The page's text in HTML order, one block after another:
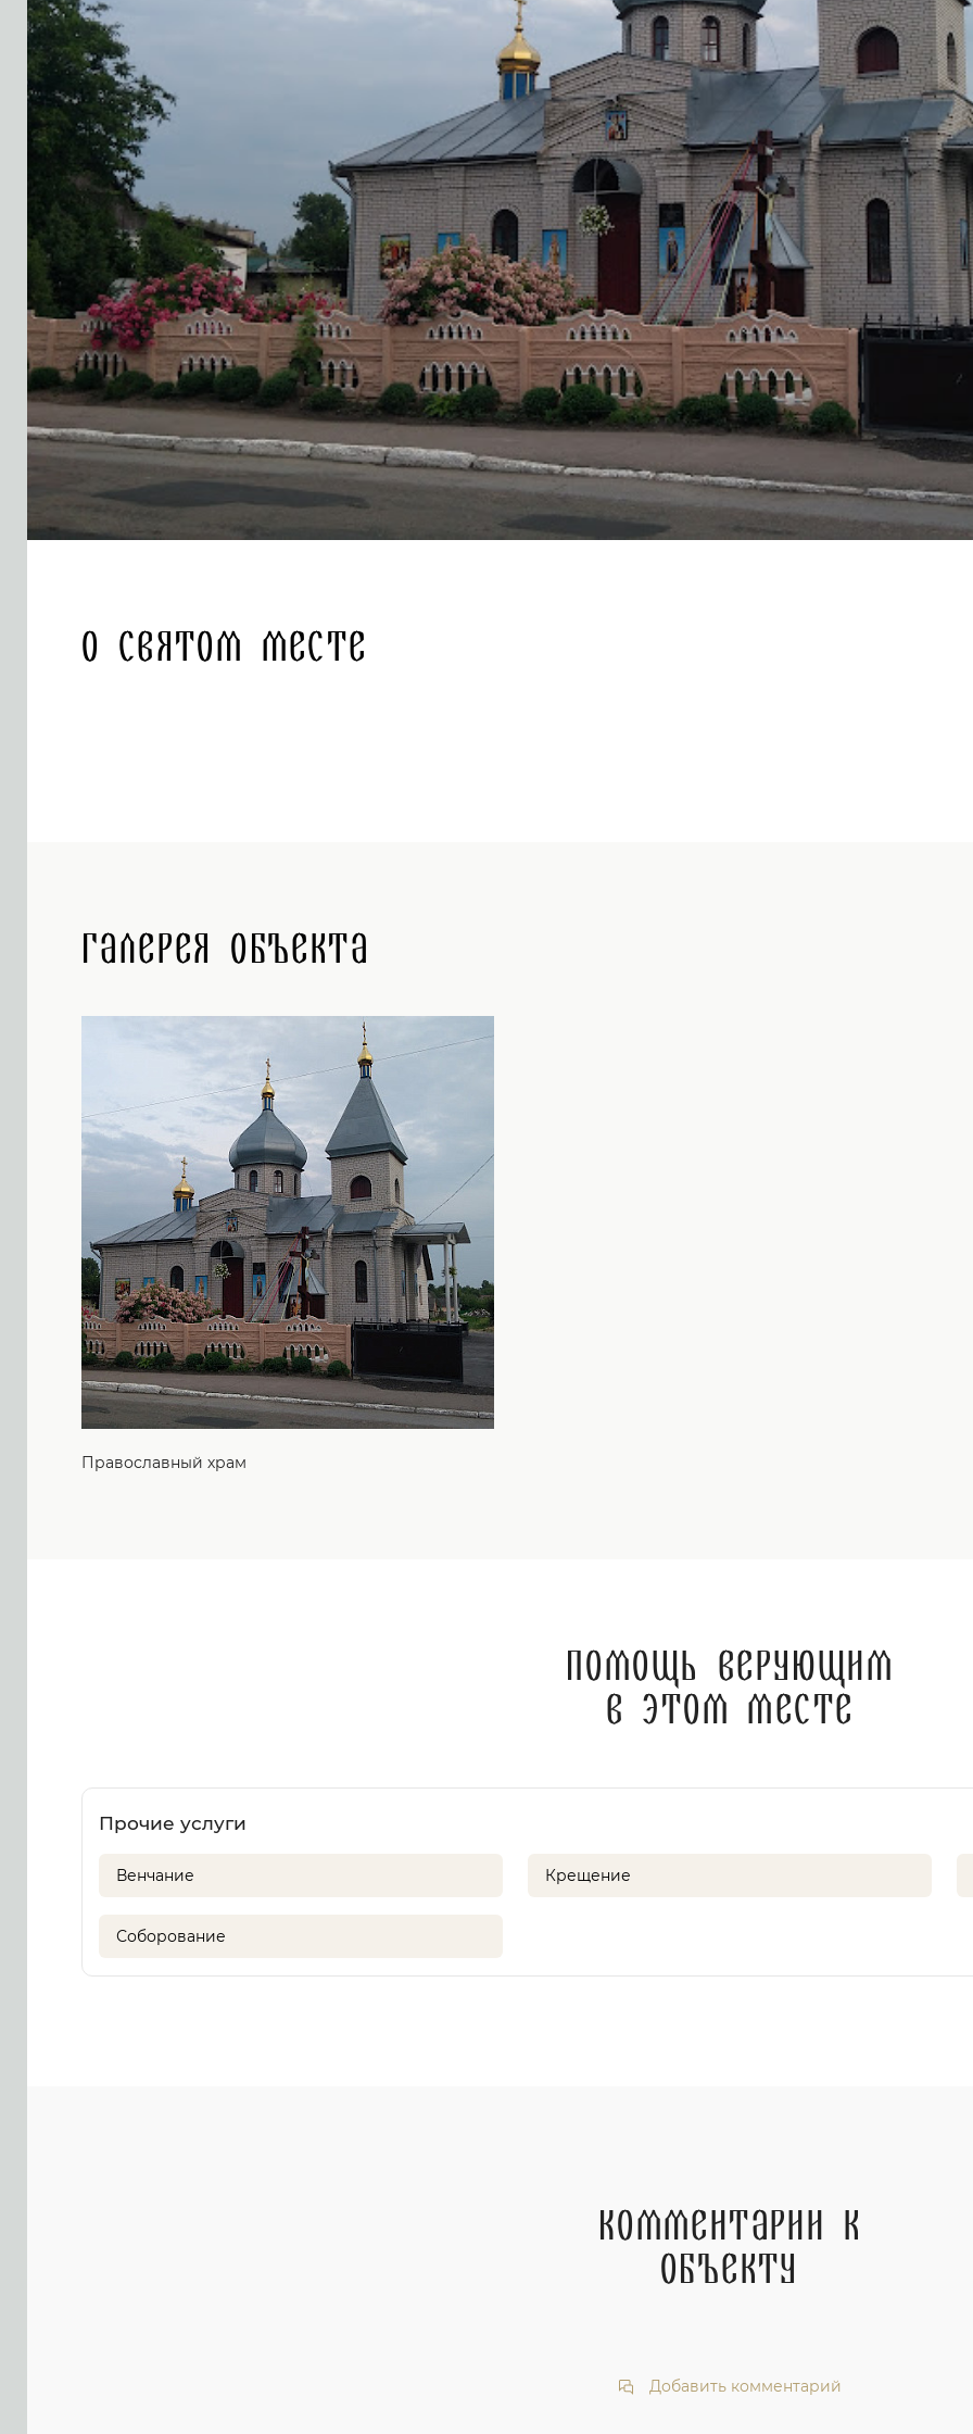
О святом месте
Галерея объекта
Православный храм
Помощь верующим
в этом месте
Прочие услуги
Венчание Крещение
Соборование
Комментарии к
объекту
Добавить комментарий